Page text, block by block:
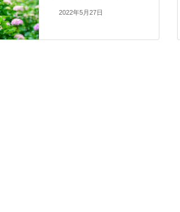
2022年5月27日